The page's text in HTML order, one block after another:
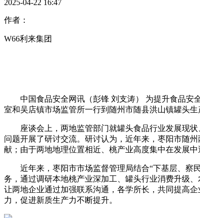
2025-04-22 16:47
作者：
W66利来集团
中国食品安全网讯（彭锋 刘支涛） 为提升食品安全
室和吴店镇市场监管所一行到随州市随县洪山镇罐头生
座谈会上，两地监管部门就罐头食品行业发展现状
问题开展了研讨交流。研讨认为，近年来，枣阳市随
献；由于两地地理位置相近、桃产业高度集中在发展中
近年来，枣阳市市场监督管理局结合“下基层、察民
务，通过调研本地桃产业深加工、罐头行业消费升级
让两地企业通过加强联系沟通，各学所长，共同提高
力，促进新质生产力不断提升。